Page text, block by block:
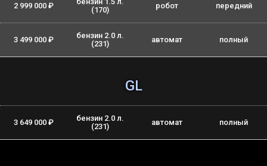
2 999 000 ₽
(170)
робот передний
3 499 000 ₽
бензин 2.0 л.
(231)
автомат полный
GL
3 649 000 ₽
бензин 2.0 л.
(231)
автомат полный